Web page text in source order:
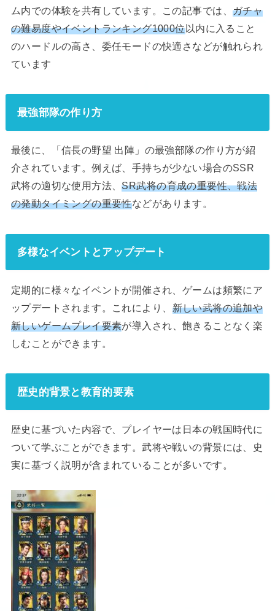
ム内での体験を共有しています。この記事では、 ガチャ
の難易度やイベントランキング1000位以内に入ること
のハードルの高さ、委任モードの快適さなどが触れられ
ています
最強部隊の作り方
最後に、「信長の野望 出陣」の最強部隊の作り方が紹
介されています。例えば、手持ちが少ない場合のSSR
武将の適切な使用方法、SR武将の育成の重要性、戦法
の発動タイミングの重要性などがあります。
多様なイベントとアップデート
定期的に様々なイベントが開催され、ゲームは頻繁にア
ップデートされます。これにより、 新しい武将の追加や
新しいゲームプレイ要素が導入され、飽きることなく楽
しむことができます。
歴史的背景と教育的要素
歴史に基づいた内容で、プレイヤーは日本の戦国時代に
ついて学ぶことができます。武将や戦いの背景には、史
実に基づく説明が含まれていることが多いです。